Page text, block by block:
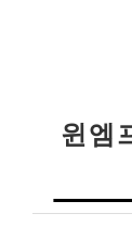
윈엠